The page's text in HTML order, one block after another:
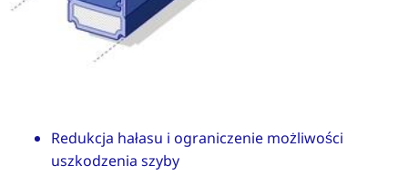
Redukcja hałasu i ograniczenie możliwości
uszkodzenia szyby